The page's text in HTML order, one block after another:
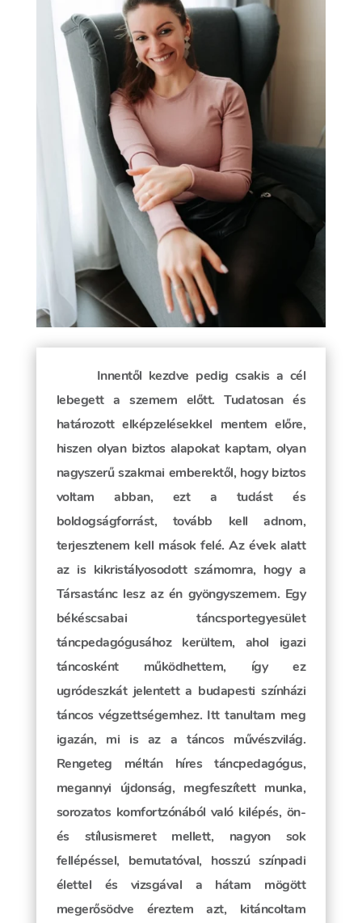
Innentől kezdve pedig csakis a cél
lebegett a szemem előtt. Tudatosan és
határozott elképzelésekkel mentem előre,
hiszen olyan biztos alapokat kaptam, olyan
nagyszerű szakmai emberektől, hogy biztos
voltam abban, ezt a tudást és
boldogságforrást, tovább kell adnom,
terjesztenem kell mások felé. Az évek alatt
az is kikristályosodott számomra, hogy a
Társastánc lesz az én gyöngyszemem. Egy
békéscsabai táncsportegyesület
táncpedagógusához kerültem, ahol igazi
táncosként működhettem, így ez
ugródeszkát jelentett a budapesti színházi
táncos végzettségemhez. Itt tanultam meg
igazán, mi is az a táncos művészvilág.
Rengeteg méltán híres táncpedagógus,
megannyi újdonság, megfeszített munka,
sorozatos komfortzónából való kilépés, ön-
és stílusismeret mellett, nagyon sok
fellépéssel, bemutatóval, hosszú színpadi
élettel és vizsgával a hátam mögött
megerősödve éreztem azt, kitáncoltam